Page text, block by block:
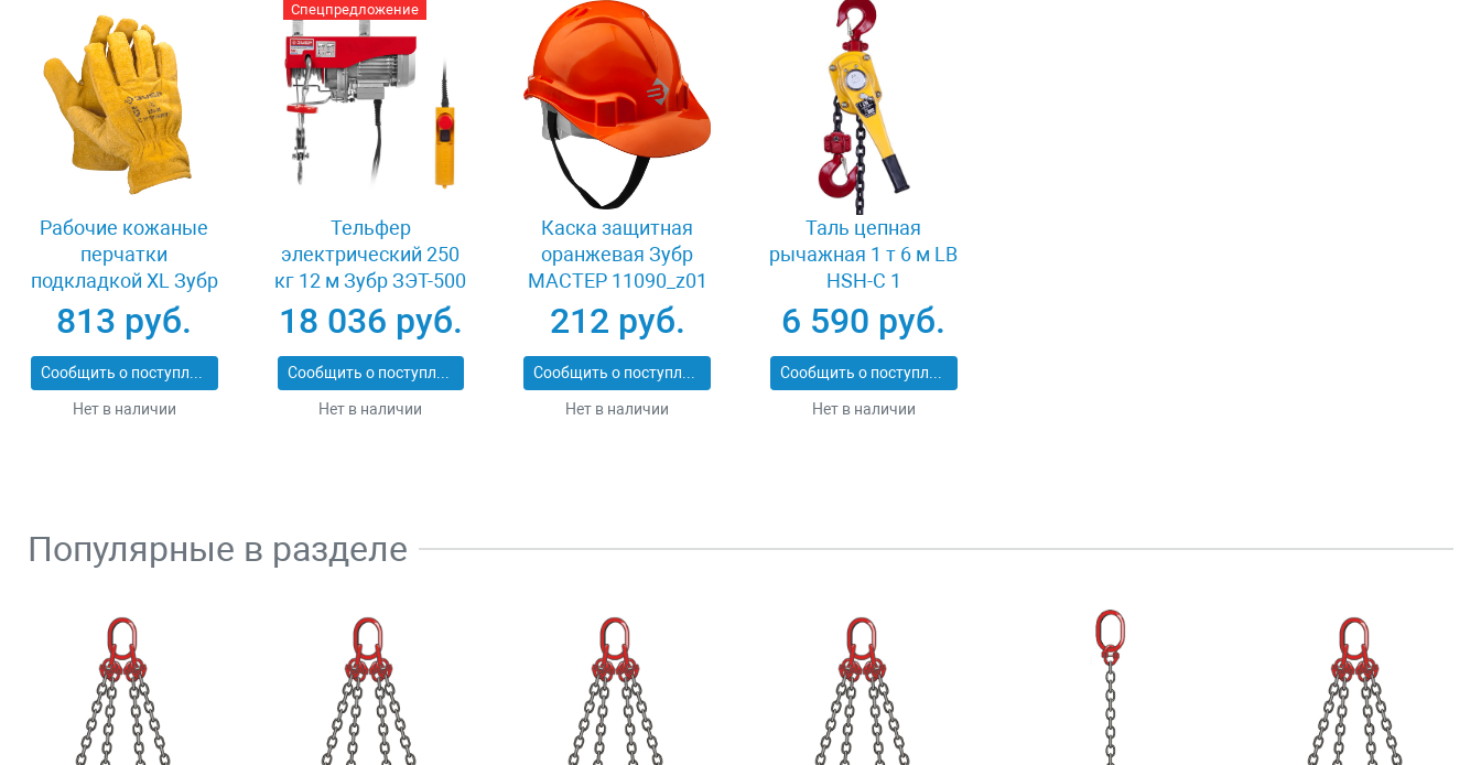
Рабочие кожаные
перчатки
подкладкой XL Зубр
МАСТЕР 1135-XL
813 руб.
Сообщить о поступлении
Нет в наличии
Спецпредложение
Тельфер
электрический 250
кг 12 м Зубр ЗЭТ-500
18 036 руб.
Сообщить о поступлении
Нет в наличии
Каска защитная
оранжевая Зубр
МАСТЕР 11090_z01
212 руб.
Сообщить о поступлении
Нет в наличии
Таль цепная
рычажная 1 т 6 м LB
HSH-C 1
6 590 руб.
Сообщить о поступлении
Нет в наличии
Популярные в разделе